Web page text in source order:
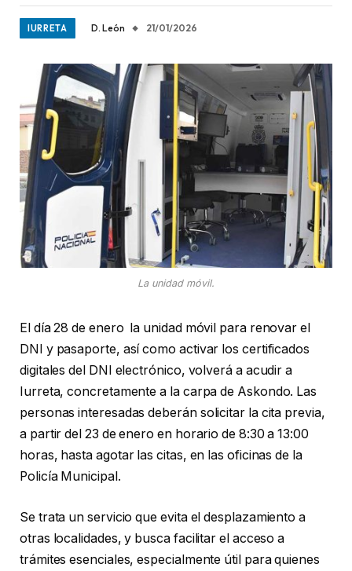
IURRETA D. León 21/01/2026
La unidad móvil.
El día 28 de enero la unidad móvil para renovar el
DNI y pasaporte, así como activar los certificados
digitales del DNI electrónico, volverá a acudir a
Iurreta, concretamente a la carpa de Askondo. Las
personas interesadas deberán solicitar la cita previa,
a partir del 23 de enero en horario de 8:30 a 13:00
horas, hasta agotar las citas, en las oficinas de la
Policía Municipal.
Se trata un servicio que evita el desplazamiento a
otras localidades, y busca facilitar el acceso a
trámites esenciales, especialmente útil para quienes